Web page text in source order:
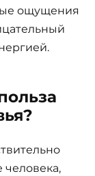
ощущения
человека,